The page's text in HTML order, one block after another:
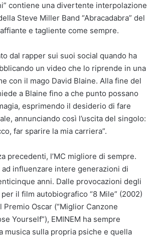
contiene una divertente interpolazione
Steve Miller Band “Abracadabra” del
e tagliente come sempre.
dal rapper sui suoi social quando ha
un video che lo riprende in una
con il mago David Blaine. Alla fine del
a Blaine fino a che punto possano
esprimendo il desiderio di fare
annunciando così l’uscita del singolo:
far sparire la mia carriera”.
precedenti, l’MC migliore di sempre.
ad influenzare intere generazioni di
anni. Dalle provocazioni degli
il film autobiografico “8 Mile” (2002)
Premio Oscar (“Miglior Canzone
Yourself”), EMINEM ha sempre
musica sulla propria psiche e quella